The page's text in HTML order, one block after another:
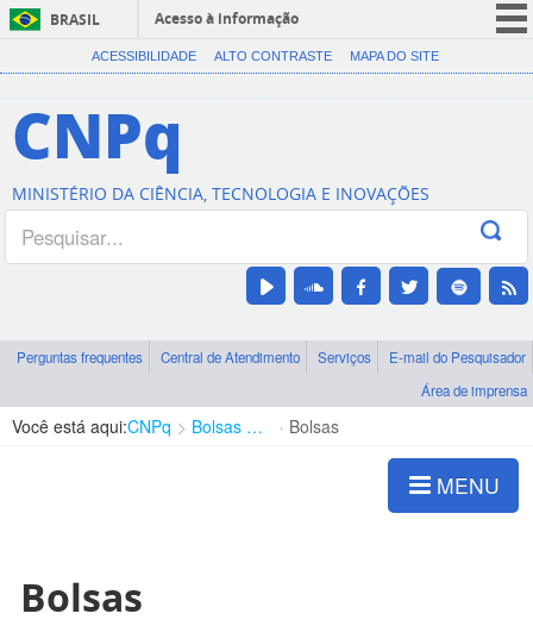
BRASIL
Acesso à informação
CORONAVÍRUS (COVID-19)
Canais
ACESSIBILIDADE ALTO CONTRASTE MAPA DO SITE
CNPq
MINISTÉRIO DA CIÊNCIA, TECNOLOGIA E INOVAÇÕES
Perguntas frequentes Central de Atendimento Serviços
E-mail do Pesquisador
Área de imprensa
Você está aqui:CNPq Bolsas e Auxílios Vigentes Bolsas
MENU
Bolsas